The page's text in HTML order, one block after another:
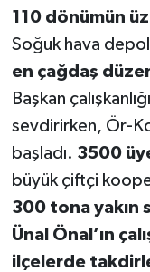
110 dönümün
Soğuk hava
en çağdaş
Başkan
sevdirirken, Ör-
başladı. 3500
büyük çiftçi
300 tona yakın
Ünal Önal’ın
ilçelerde